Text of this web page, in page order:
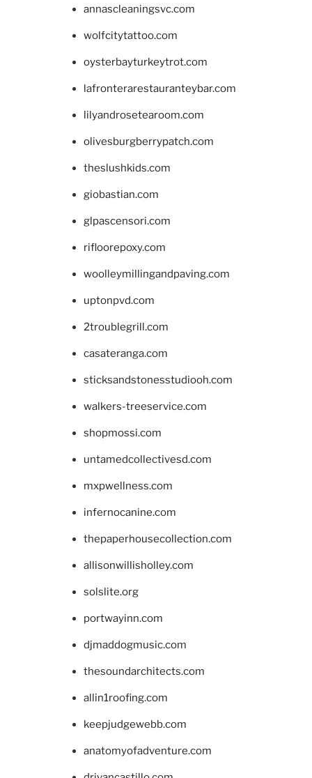
annascleaningsvc.com
wolfcitytattoo.com
oysterbayturkeytrot.com
lafronterarestauranteybar.com
lilyandrosetearoom.com
olivesburgberrypatch.com
theslushkids.com
giobastian.com
glpascensori.com
rifloorepoxy.com
woolleymillingandpaving.com
uptonpvd.com
2troublegrill.com
casateranga.com
sticksandstonesstudiooh.com
walkers-treeservice.com
shopmossi.com
untamedcollectivesd.com
mxpwellness.com
infernocanine.com
thepaperhousecollection.com
allisonwillisholley.com
solslite.org
portwayinn.com
djmaddogmusic.com
thesoundarchitects.com
allin1roofing.com
keepjudgewebb.com
anatomyofadventure.com